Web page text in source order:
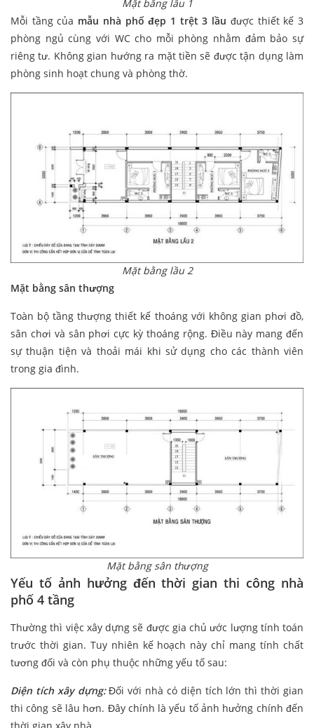
Mặt bằng lầu 1
Mỗi tầng của mẫu nhà phố đẹp 1 trệt 3 lầu được thiết kế 3
phòng ngủ cùng với WC cho mỗi phòng nhằm đảm bảo sự
riêng tư. Không gian hướng ra mặt tiền sẽ được tận dụng làm
phòng sinh hoạt chung và phòng thờ.
Mặt bằng lầu 2
Mặt bằng sân thượng
Toàn bộ tầng thượng thiết kế thoáng với không gian phơi đồ,
sân chơi và sân phơi cực kỳ thoáng rộng. Điều này mang đến
sự thuận tiện và thoải mái khi sử dụng cho các thành viên
trong gia đình.
Mặt bằng sân thượng
Yếu tố ảnh hưởng đến thời gian thi công nhà
phố 4 tầng
Thường thì việc xây dựng sẽ được gia chủ ước lượng tính toán
trước thời gian. Tuy nhiên kế hoạch này chỉ mang tính chất
tương đối và còn phụ thuộc những yếu tố sau:
Diện tích xây dựng:Đối với nhà có diện tích lớn thì thời gian
thi công sẽ lâu hơn. Đây chính là yếu tố ảnh hưởng chính đến